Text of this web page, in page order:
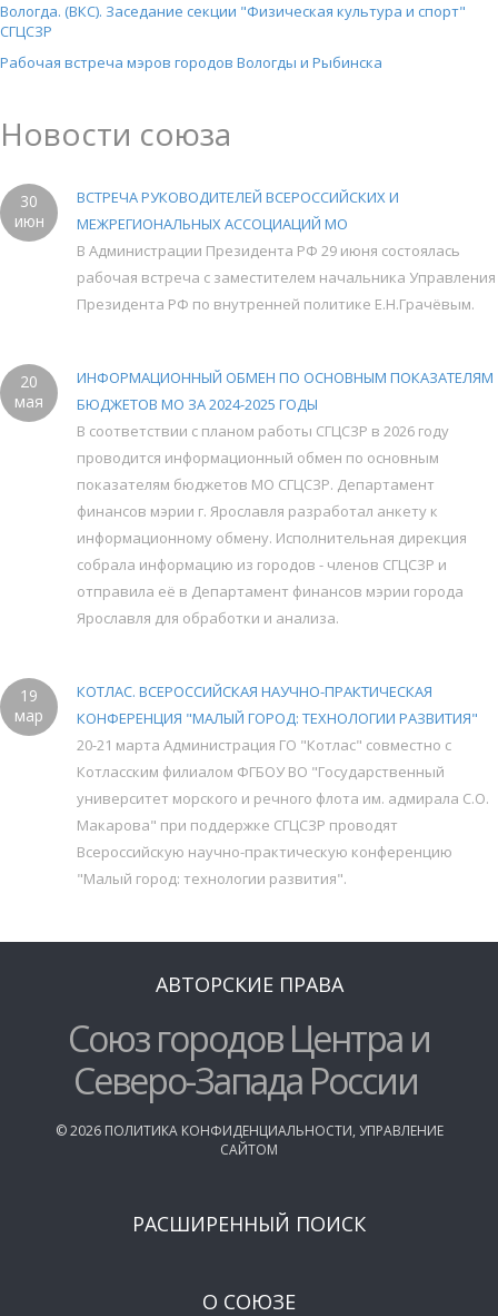
Вологда. (ВКС). Заседание секции "Физическая культура и спорт"
СГЦСЗР
Рабочая встреча мэров городов Вологды и Рыбинска
Новости союза
30
июн
ВСТРЕЧА РУКОВОДИТЕЛЕЙ ВСЕРОССИЙСКИХ И
МЕЖРЕГИОНАЛЬНЫХ АССОЦИАЦИЙ МО
В Администрации Президента РФ 29 июня состоялась
рабочая встреча с заместителем начальника Управления
Президента РФ по внутренней политике Е.Н.Грачёвым.
20
мая
ИНФОРМАЦИОННЫЙ ОБМЕН ПО ОСНОВНЫМ ПОКАЗАТЕЛЯМ
БЮДЖЕТОВ МО ЗА 2024-2025 ГОДЫ
В соответствии с планом работы СГЦСЗР в 2026 году
проводится информационный обмен по основным
показателям бюджетов МО СГЦСЗР. Департамент
финансов мэрии г. Ярославля разработал анкету к
информационному обмену. Исполнительная дирекция
собрала информацию из городов - членов СГЦСЗР и
отправила её в Департамент финансов мэрии города
Ярославля для обработки и анализа.
19
мар
КОТЛАС. ВСЕРОССИЙСКАЯ НАУЧНО-ПРАКТИЧЕСКАЯ
КОНФЕРЕНЦИЯ "МАЛЫЙ ГОРОД: ТЕХНОЛОГИИ РАЗВИТИЯ"
20-21 марта Администрация ГО "Котлас" совместно с
Котласским филиалом ФГБОУ ВО "Государственный
университет морского и речного флота им. адмирала С.О.
Макарова" при поддержке СГЦСЗР проводят
Всероссийскую научно-практическую конференцию
"Малый город: технологии развития".
АВТОРСКИЕ ПРАВА
Союз городов Центра и
Северо-Запада России
©2026 ПОЛИТИКА КОНФИДЕНЦИАЛЬНОСТИ, УПРАВЛЕНИЕ
САЙТОМ
РАСШИРЕННЫЙ ПОИСК
О СОЮЗЕ